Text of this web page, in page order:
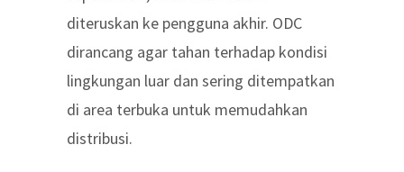
diteruskan ke pengguna akhir. ODC
dirancang agar tahan terhadap kondisi
lingkungan luar dan sering ditempatkan
di area terbuka untuk memudahkan
distribusi.